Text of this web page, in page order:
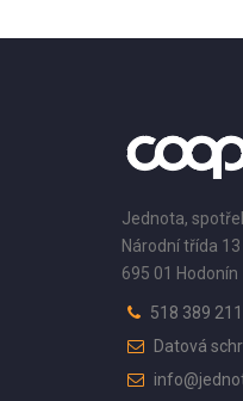
Jednota,
Národní třída 13
695 01 Hodonín
518 389 211
Datová